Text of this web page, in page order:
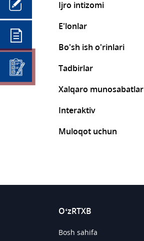
Ijro intizomi
E'lonlar
Bo'sh ish o'rinlari
Tadbirlar
Xalqaro munosabatlar
Interaktiv
Muloqot uchun
O‘zRTXB
Bosh sahifa